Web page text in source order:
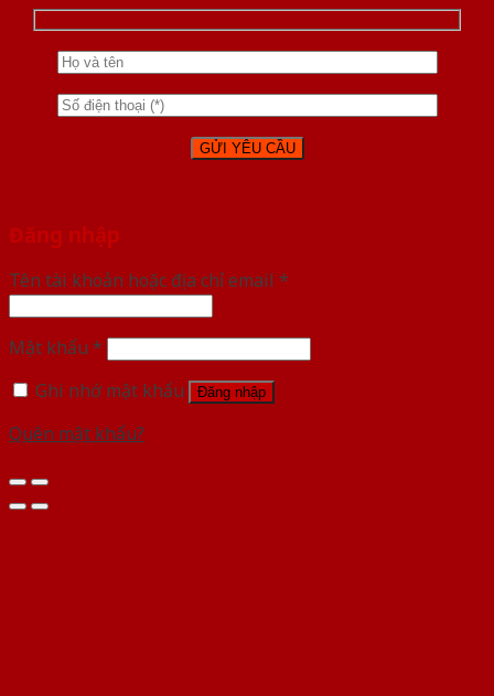
Đăng nhập
Tên tài khoản hoặc địa chỉ email *
Mật khẩu *
Ghi nhớ mật khẩu
Đăng nhập
Quên mật khẩu?